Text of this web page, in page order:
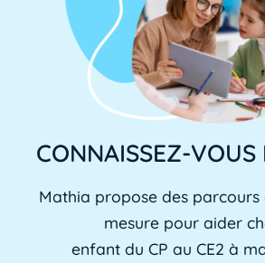
CONNAISSEZ-VOUS
Mathia propose des parcours
mesure pour aider
enfant du CP au CE2 à